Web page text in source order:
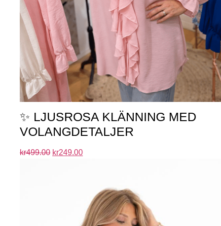
✨ LJUSROSA KLÄNNING MED
VOLANGDETALJER
kr499.00 kr249.00